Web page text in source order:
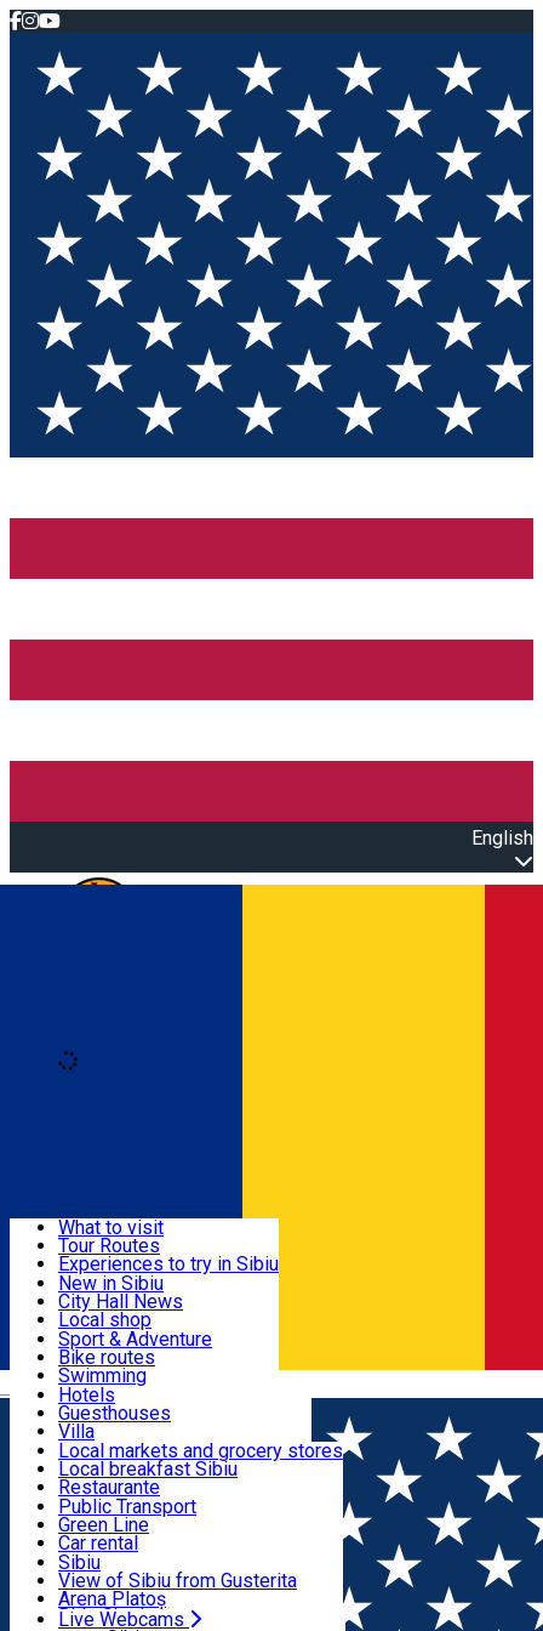
English
Română
Useful info
Activities & Adventure
Accommodation
Food, Drinks & Nightlife
Transport & Parking
Live Webcams
What to visit
Tour Routes
Experiences to try in Sibiu
Podcast
Culture
Museums
Churches
Parks, Zoo
County of Sibiu
New in Sibiu
City Hall News
Local shop
Sibiu artisans
Sibiul Verde
Public services
Education
How do I get to Sibiu
Tourist Info
Tour Guides
Guided tours
Publicații locale
Beauty salons
Sport & Adventure
Bike routes
Swimming
Riding
Indoor activities
Loc de joacă indoor
Loc de joacă outdoor
Ski
Ice skating
Yoga
Hotels
Guesthouses
Villa
Hostels
Motel
Camping
Renting rooms
Rooms for rent
Accommodation outside Sibiu
Local markets and grocery stores
Local breakfast Sibiu
Restaurante
Pizza
Fast Food
Coffee
Sweets
Pub, Bar
Night clubs
Bakeries
Public Transport
Green Line
Car rental
Rent a bike
Scooter rentals
Taxi
Ride Sharing
Sibiu
View of Sibiu from Gusterita
Arena Platoș
Live Webcams